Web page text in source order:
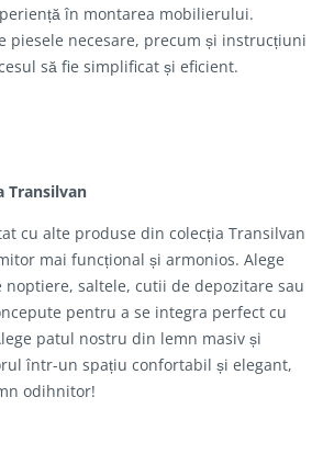
în montarea mobilierului.
piesele necesare, precum și instrucțiuni
să fie simplificat și eficient.
Transilvan
cu alte produse din colecția Transilvan
mai funcțional și armonios. Alege
saltele, cutii de depozitare sau
pentru a se integra perfect cu
patul nostru din lemn masiv și
într-un spațiu confortabil și elegant,
odihnitor!